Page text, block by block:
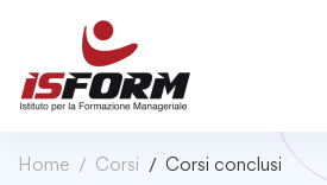
Home Corsi Corsi conclusi